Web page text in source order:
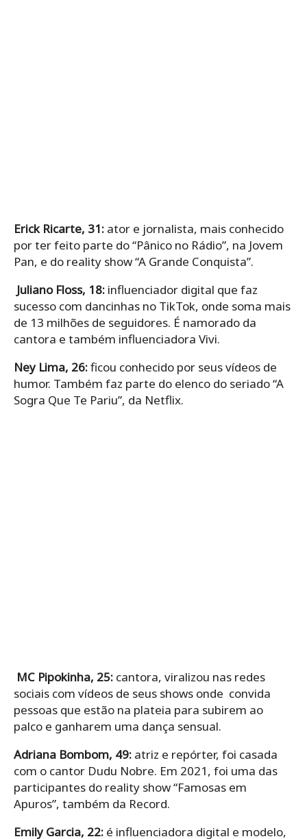
Erick Ricarte, 31: ator e jornalista, mais conhecido
por ter feito parte do “Pânico no Rádio”, na Jovem
Pan, e do reality show “A Grande Conquista”.
Juliano Floss, 18: influenciador digital que faz
sucesso com dancinhas no TikTok, onde soma mais
de 13 milhões de seguidores. É namorado da
cantora e também influenciadora Vivi.
Ney Lima, 26:ficou conhecido por seus vídeos de
humor. Também faz parte do elenco do seriado “A
Sogra Que Te Pariu”, da Netflix.
MC Pipokinha, 25: cantora, viralizou nas redes
sociais com vídeos de seus shows onde convida
pessoas que estão na plateia para subirem ao
palco e ganharem uma dança sensual.
Adriana Bombom, 49: atriz e repórter, foi casada
com o cantor Dudu Nobre. Em 2021, foi uma das
participantes do reality show “Famosas em
Apuros”, também da Record.
Emily Garcia, 22: é influenciadora digital e modelo,